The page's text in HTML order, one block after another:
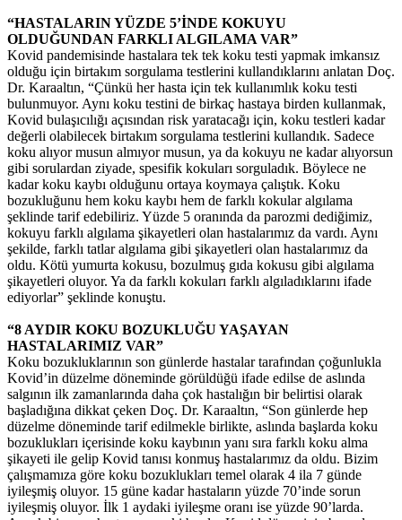
“HASTALARIN YÜZDE 5’İNDE KOKUYU
OLDUĞUNDAN FARKLI ALGILAMA VAR”
Kovid pandemisinde hastalara tek tek koku testi yapmak imkansız
olduğu için birtakım sorgulama testlerini kullandıklarını anlatan Doç.
Dr. Karaaltın, “Çünkü her hasta için tek kullanımlık koku testi
bulunmuyor. Aynı koku testini de birkaç hastaya birden kullanmak,
Kovid bulaşıcılığı açısından risk yaratacağı için, koku testleri kadar
değerli olabilecek birtakım sorgulama testlerini kullandık. Sadece
koku alıyor musun almıyor musun, ya da kokuyu ne kadar alıyorsun
gibi sorulardan ziyade, spesifik kokuları sorguladık. Böylece ne
kadar koku kaybı olduğunu ortaya koymaya çalıştık. Koku
bozukluğunu hem koku kaybı hem de farklı kokular algılama
şeklinde tarif edebiliriz. Yüzde 5 oranında da parozmi dediğimiz,
kokuyu farklı algılama şikayetleri olan hastalarımız da vardı. Aynı
şekilde, farklı tatlar algılama gibi şikayetleri olan hastalarımız da
oldu. Kötü yumurta kokusu, bozulmuş gıda kokusu gibi algılama
şikayetleri oluyor. Ya da farklı kokuları farklı algıladıklarını ifade
ediyorlar” şeklinde konuştu.
“8 AYDIR KOKU BOZUKLUĞU YAŞAYAN
HASTALARIMIZ VAR”
Koku bozukluklarının son günlerde hastalar tarafından çoğunlukla
Kovid’in düzelme döneminde görüldüğü ifade edilse de aslında
salgının ilk zamanlarında daha çok hastalığın bir belirtisi olarak
başladığına dikkat çeken Doç. Dr. Karaaltın, “Son günlerde hep
düzelme döneminde tarif edilmekle birlikte, aslında başlarda koku
bozuklukları içerisinde koku kaybının yanı sıra farklı koku alma
şikayeti ile gelip Kovid tanısı konmuş hastalarımız da oldu. Bizim
çalışmamıza göre koku bozuklukları temel olarak 4 ila 7 günde
iyileşmiş oluyor. 15 güne kadar hastaların yüzde 70’inde sorun
iyileşmiş oluyor. İlk 1 aydaki iyileşme oranı ise yüzde 90’larda.